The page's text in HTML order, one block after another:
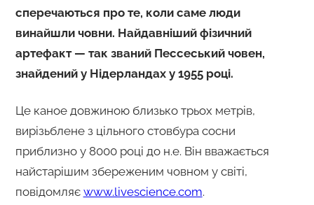
сперечаються про те, коли саме люди
винайшли човни. Найдавніший фізичний
артефакт — так званий Пессеський човен,
знайдений у Нідерландах у 1955 році.
Це каное довжиною близько трьох метрів,
вирізьблене з цільного стовбура сосни
приблизно у 8000 році до н.е. Він вважається
найстарішим збереженим човном у світі,
повідомляє www.livescience.com.